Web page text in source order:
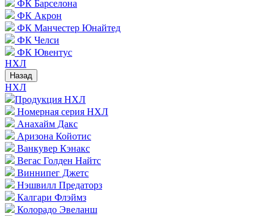
ФК Барселона
ФК Акрон
ФК Манчестер Юнайтед
ФК Челси
ФК Ювентус
НХЛ
Назад
НХЛ
Продукция НХЛ
Номерная серия НХЛ
Анахайм Дакс
Аризона Койотис
Ванкувер Кэнакс
Вегас Голден Найтс
Виннипег Джетс
Нэшвилл Предаторз
Калгари Флэймз
Колорадо Эвеланш